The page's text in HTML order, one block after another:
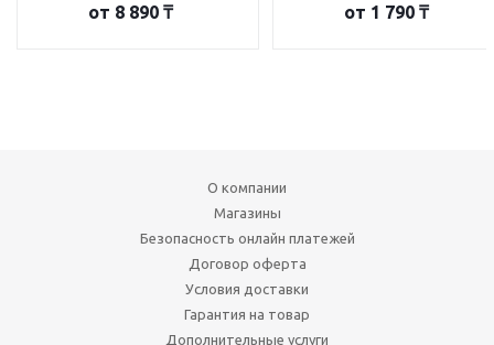
от 8 890 ₸ от 1 790 ₸
О компании
Магазины
Безопасность онлайн платежей
Договор оферта
Условия доставки
Гарантия на товар
Дополнительные услуги